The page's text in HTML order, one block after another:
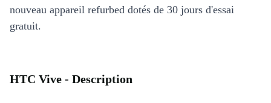
nouveau appareil refurbed dotés de 30 jours d'essai
gratuit.
HTC Vive - Description